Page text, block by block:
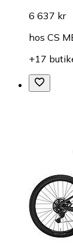
6 637 kr
hos CS
+17